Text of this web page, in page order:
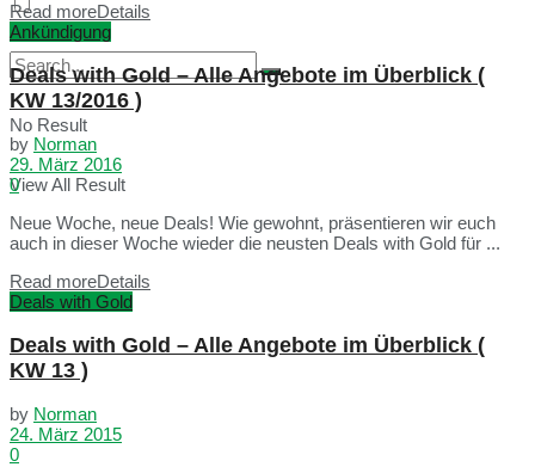
No Result
View All Result
Read moreDetails
Ankündigung
Deals with Gold – Alle Angebote im Überblick (
KW 13/2016 )
by Norman
29. März 2016
0
Neue Woche, neue Deals! Wie gewohnt, präsentieren wir euch
auch in dieser Woche wieder die neusten Deals with Gold für ...
Read moreDetails
Deals with Gold
Deals with Gold – Alle Angebote im Überblick (
KW 13 )
by Norman
24. März 2015
0